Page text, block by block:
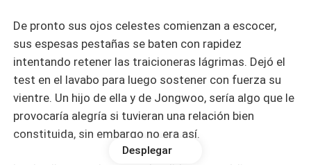
De pronto sus ojos celestes comienzan a escocer,
sus espesas pestañas se baten con rapidez
intentando retener las traicioneras lágrimas. Dejó el
test en el lavabo para luego sostener con fuerza su
vientre. Un hijo de ella y de Jongwoo, sería algo que le
provocaría alegría si tuvieran una relación bien
constituida, sin embargo no era así.
Desplegar